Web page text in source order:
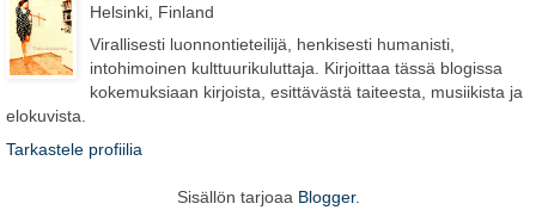
Helsinki, Finland
Virallisesti luonnontieteilijä, henkisesti humanisti,
intohimoinen kulttuurikuluttaja. Kirjoittaa tässä blogissa
kokemuksiaan kirjoista, esittävästä taiteesta, musiikista ja
elokuvista.
Tarkastele profiilia
Sisällön tarjoaa Blogger.